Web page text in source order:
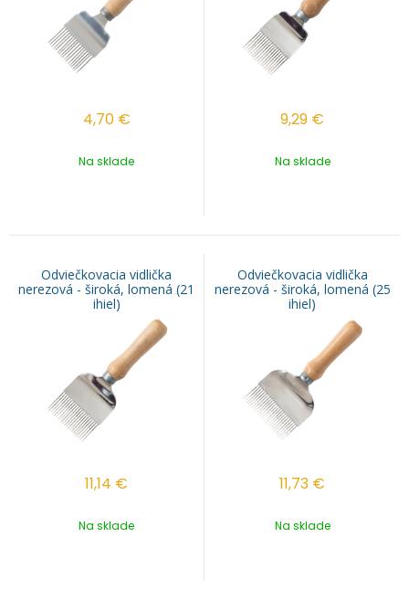
4,70 €
Na sklade
9,29 €
Na sklade
Odviečkovacia vidlička
nerezová - široká, lomená (21
ihiel)
11,14 €
Na sklade
Odviečkovacia vidlička
nerezová - široká, lomená (25
ihiel)
11,73 €
Na sklade